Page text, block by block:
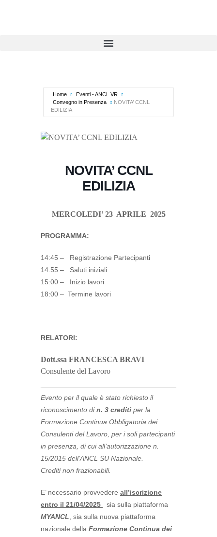
Home
Eventi - ANCL VR
Convegno in Presenza
NOVITA’ CCNL
EDILIZIA
NOVITA’ CCNL
EDILIZIA
MERCOLEDI’ 23 APRILE 2025
PROGRAMMA:
14:45 – Registrazione Partecipanti
14:55 – Saluti iniziali
15:00 – Inizio lavori
18:00 – Termine lavori
RELATORI:
Dott.ssa FRANCESCA BRAVI
Consulente del Lavoro
Evento per il quale è stato richiesto il
riconoscimento din. 3 crediti per la
Formazione Continua Obbligatoria dei
Consulenti del Lavoro, per i soli partecipanti
in presenza, di cui all’autorizzazione n.
15/2015 dell’ANCL SU Nazionale.
Crediti non frazionabili.
E’ necessario provvedere all’iscrizione
entro il 21/04/2025
sia sulla piattaforma
MYANCL , sia sulla nuova piattaforma
nazionale della Formazione Continua dei